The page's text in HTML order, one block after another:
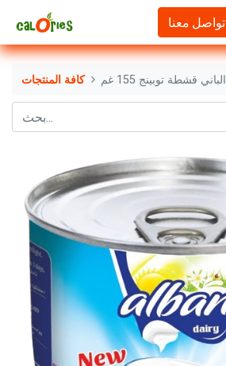
تواصل معنا
كافة المنتجات الباني قشطة توبينج 155 غم